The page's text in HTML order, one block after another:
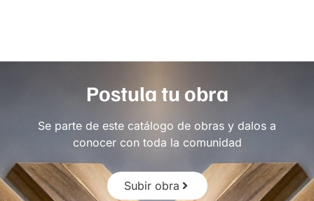
Postula tu obra
Se parte de este catálogo de obras y dalos a
conocer con toda la comunidad
Subir obra